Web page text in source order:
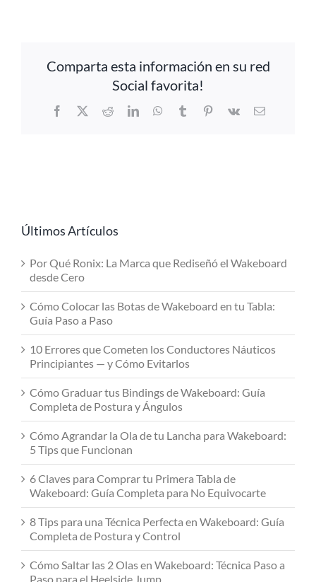
Comparta esta información en su red
Social favorita!
Facebook
X RedditLinkedInWhatsApp
TumblrPinterest
Vk Email
Últimos Artículos
Por Qué Ronix: La Marca que Rediseñó el Wakeboard
desde Cero
Cómo Colocar las Botas de Wakeboard en tu Tabla:
Guía Paso a Paso
10 Errores que Cometen los Conductores Náuticos
Principiantes — y Cómo Evitarlos
Cómo Graduar tus Bindings de Wakeboard: Guía
Completa de Postura y Ángulos
Cómo Agrandar la Ola de tu Lancha para Wakeboard:
5 Tips que Funcionan
6 Claves para Comprar tu Primera Tabla de
Wakeboard: Guía Completa para No Equivocarte
8 Tips para una Técnica Perfecta en Wakeboard: Guía
Completa de Postura y Control
Cómo Saltar las 2 Olas en Wakeboard: Técnica Paso a
Paso para el Heelside Jump